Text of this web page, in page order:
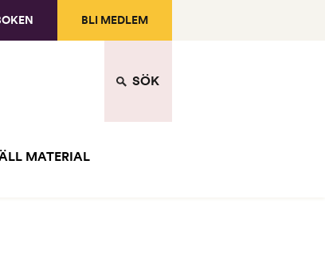
BLI MEDLEM
SÖK
MATERIAL